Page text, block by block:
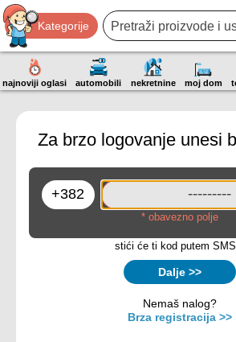
Kategorije
najnoviji oglasi automobili nekretnine moj dom
Za brzo logovanje unesi
* obavezno polje
stići će ti kod putem
Dalje >>
Nemaš nalog?
Brza registracija >>